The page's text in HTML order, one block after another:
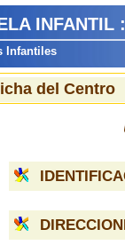
INFANTIL
Infantiles
del Centro